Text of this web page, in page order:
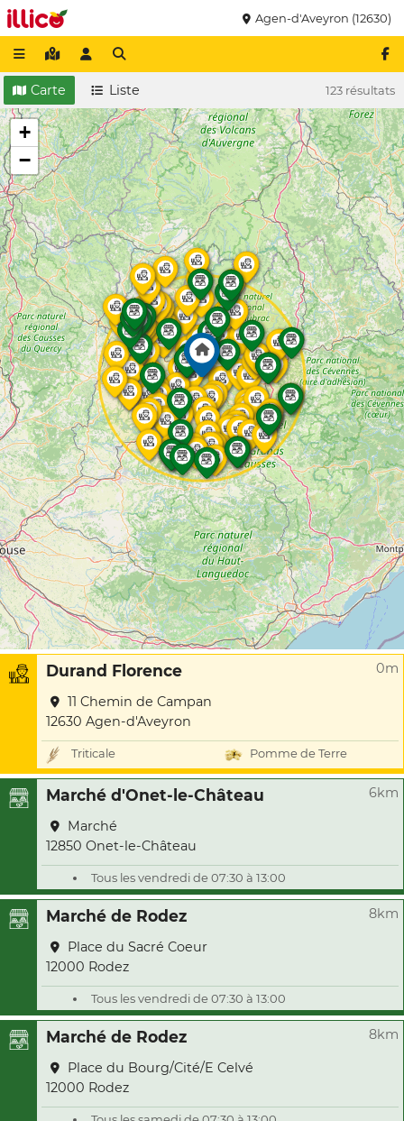
Agen-d'Aveyron (12630)
123 résultats
Carte Liste
+
−
Durand Florence 0m
11 Chemin de Campan
12630 Agen-d'Aveyron
Triticale Pomme de Terre
Marché d'Onet-le-Château 6km
Marché
12850 Onet-le-Château
Tous les vendredi de 07:30 à 13:00
Marché de Rodez 8km
Place du Sacré Coeur
12000 Rodez
Tous les vendredi de 07:30 à 13:00
Marché de Rodez 8km
Place du Bourg/Cité/E Celvé
12000 Rodez